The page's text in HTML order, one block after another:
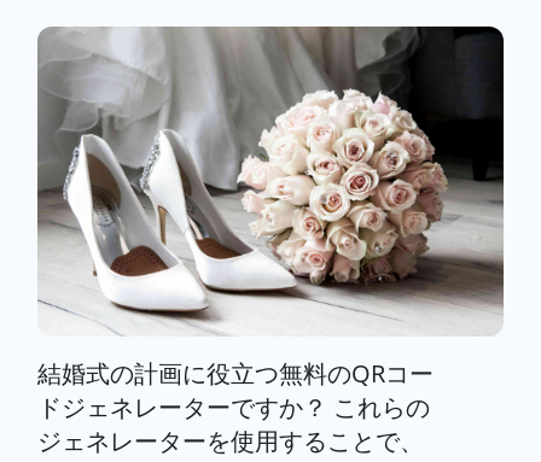
結婚式の計画に役立つ無料のQRコー
ドジェネレーターですか？ これらの
ジェネレーターを使用することで、